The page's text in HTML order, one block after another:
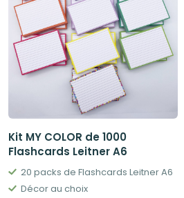
Kit MY COLOR de 1000
Flashcards Leitner A6
20 packs de Flashcards Leitner A6
Décor au choix